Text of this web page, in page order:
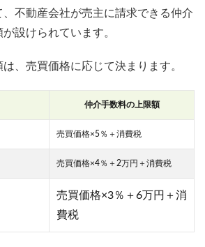
不動産会社が売主に請求できる仲介
設けられています。
、売買価格に応じて決まります。
仲介手数料の上限額
売買価格×5％＋消費税
売買価格×4％＋2万円＋消費税
売買価格×3％＋6万円＋消
費税